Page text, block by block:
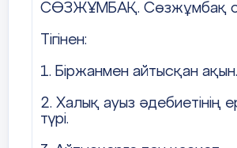
СӨЗЖҰМБАҚ. Сөзжұмбақ
Тігінен:
1. Біржанмен айтысқан ақын.
2. Халық ауыз әдебиетінің
түрі.